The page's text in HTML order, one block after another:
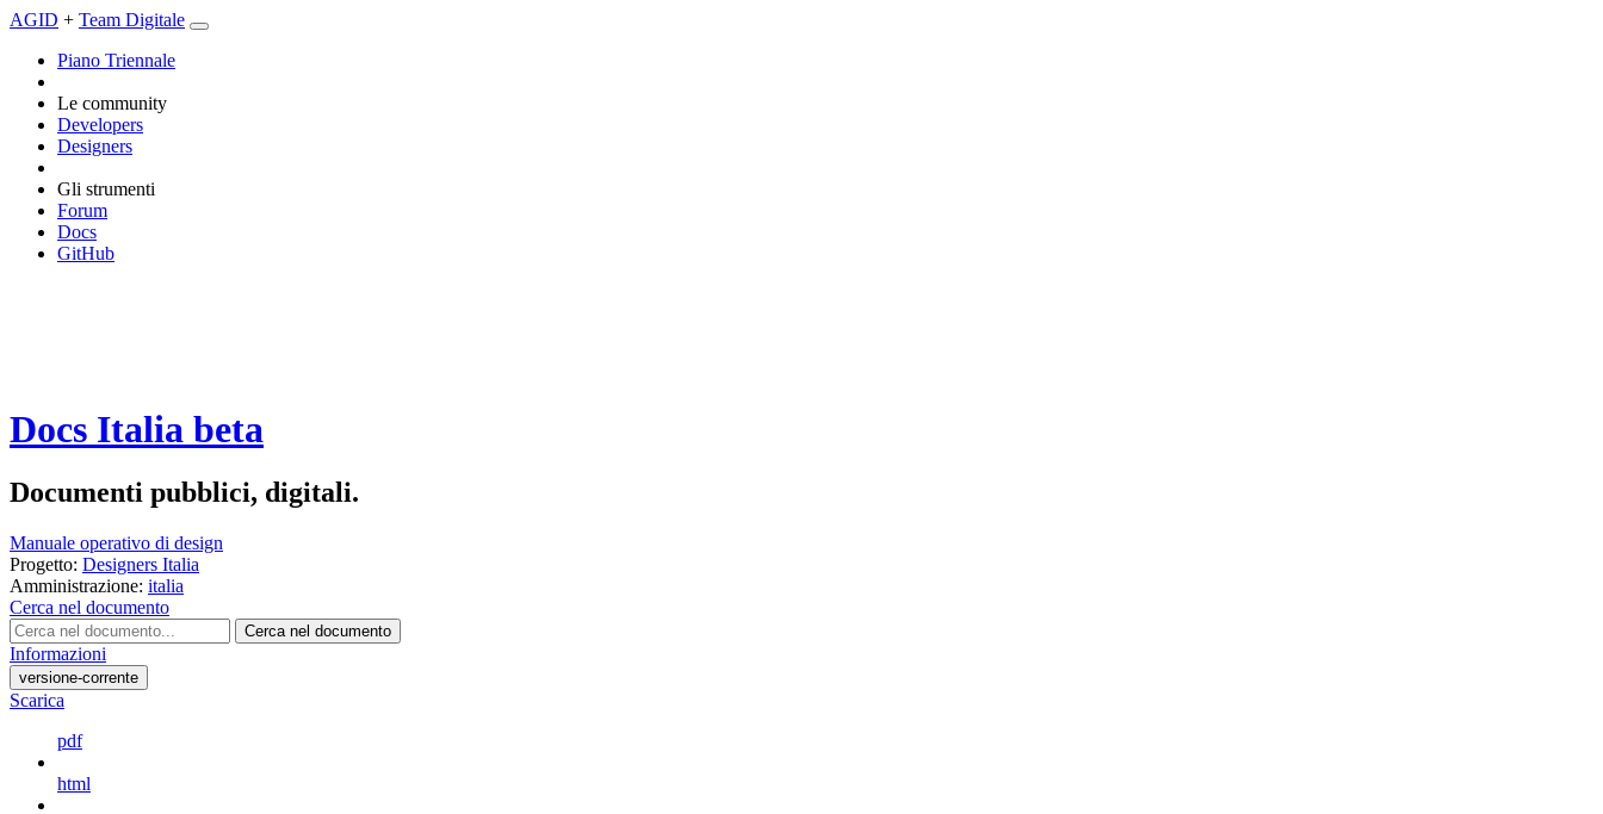
AGID + Team Digitale
Piano Triennale
Le community
Developers
Designers
Gli strumenti
Forum
Docs
GitHub
Docs Italia beta
Documenti pubblici, digitali.
Manuale operativo di design
Progetto: Designers Italia
Amministrazione: italia
Cerca nel documento
Cerca nel documento
Informazioni
versione-corrente
Scarica
pdf
html